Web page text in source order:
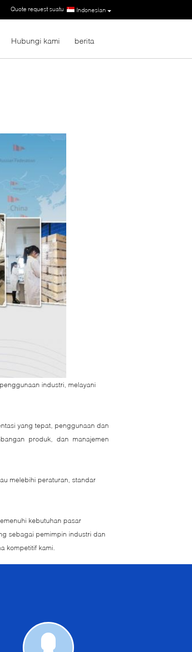
Indonesian
Quote request suatu |
Hubungi kami berita
industri, melayani
yang tepat, penggunaan dan
produk, dan manajemen
melebihi peraturan, standar
kebutuhan pasar
sebagai pemimpin industri dan
kompetitif kami.